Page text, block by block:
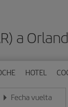
a
HOTEL
formato día/mes/año
Fecha vuelta
Introduce la fecha en